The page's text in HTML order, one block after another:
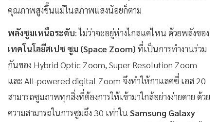
คุณภาพสูงขึ้นแม้ในสภาพแสงน้อยก็ตาม
พลังซูมเหนือระดับ: ไม่ว่าจะอยู่ห่างไกลแค่ไหน ด้วยพลังของ
เทคโนโลยีสเปซ ซูม (Space Zoom) ที่เป็นการทำงานร่วม
กันของ Hybrid Optic Zoom, Super Resolution Zoom
และ AII-powered digital Zoom จึงทำให้กาแลคซี่ เอส 20
สามารถซูมภาพทุกสิ่งที่ต้องการให้เข้ามาใกล้อย่างง่ายดาย ด้วย
ความสามารถในการซูมถึง 30 เท่าใน Samsung Galaxy